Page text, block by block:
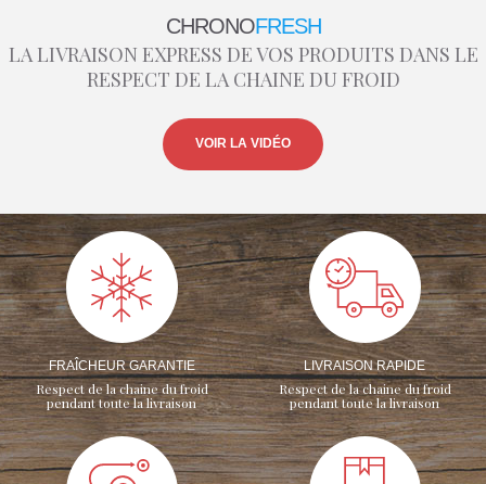
CHRONOFRESH
LA LIVRAISON EXPRESS DE VOS PRODUITS DANS LE
RESPECT DE LA CHAINE DU FROID
VOIR LA VIDÉO
FRAÎCHEUR GARANTIE
Respect de la chaine du froid
pendant toute la livraison
LIVRAISON RAPIDE
Respect de la chaine du froid
pendant toute la livraison